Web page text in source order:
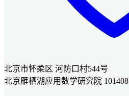
北京市怀柔区 河防口村544号
北京雁栖湖应用数学研究院 101408